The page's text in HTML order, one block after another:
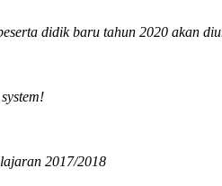
didik baru tahun 2020 akan
2017/2018